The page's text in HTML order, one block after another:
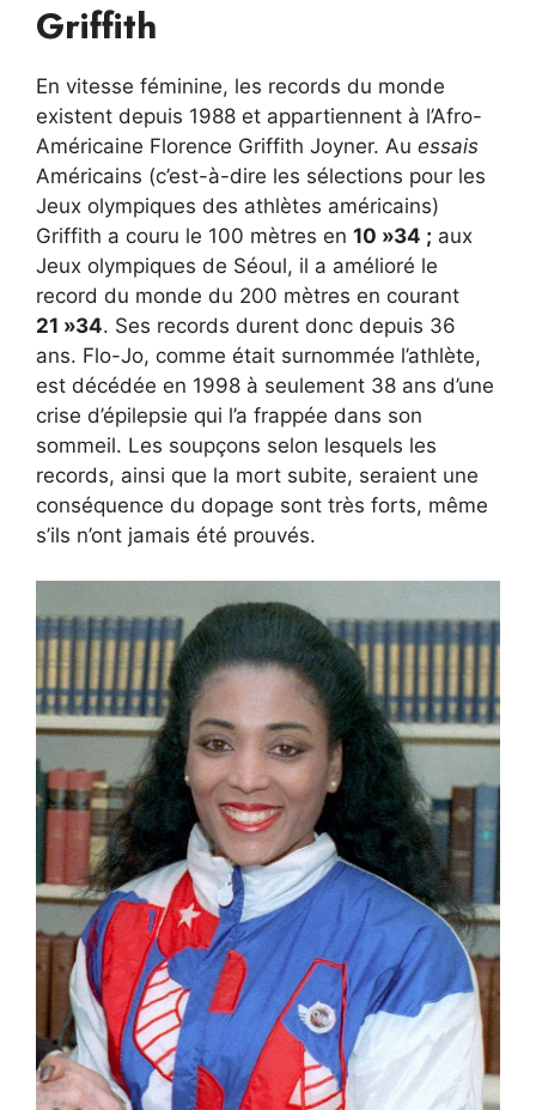
Griffith
En vitesse féminine, les records du monde
existent depuis 1988 et appartiennent à l’Afro-
Américaine Florence Griffith Joyner. Au essais
Américains (c’est-à-dire les sélections pour les
Jeux olympiques des athlètes américains)
Griffith a couru le 100 mètres en 10 »34 ; aux
Jeux olympiques de Séoul, il a amélioré le
record du monde du 200 mètres en courant
21 »34. Ses records durent donc depuis 36
ans. Flo-Jo, comme était surnommée l’athlète,
est décédée en 1998 à seulement 38 ans d’une
crise d’épilepsie qui l’a frappée dans son
sommeil. Les soupçons selon lesquels les
records, ainsi que la mort subite, seraient une
conséquence du dopage sont très forts, même
s’ils n’ont jamais été prouvés.